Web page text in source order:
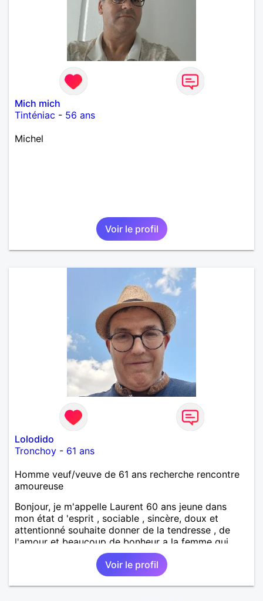
Mich mich
Tinténiac - 56 ans
Michel
Voir le profil
Lolodido
Tronchoy - 61 ans
Homme veuf/veuve de 61 ans recherche rencontre
amoureuse
Bonjour, je m'appelle Laurent 60 ans jeune dans
mon état d 'esprit , sociable , sincère, doux et
attentionné souhaite donner de la tendresse , de
l'amour et beaucoup de bonheur a la femme qui
souhaitera partager ma vie . Bientôt en retraite a la
fin de l 'année et libre de toute contrainte. Digne de
confiance à la femme qui voudras m 'en accorder
en toute sincérité. Pour le reste venez me découvrir
Voir le profil